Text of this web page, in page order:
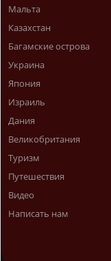
Мальта
Казахстан
Багамские острова
Украина
Япония
Израиль
Дания
Великобритания
Туризм
Путешествия
Видео
Написать нам